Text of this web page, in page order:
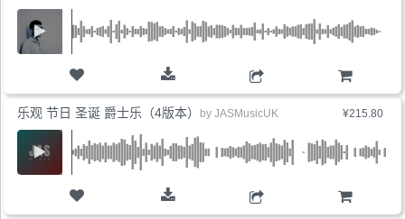
购物车
¥215.80
购物车
乐观 节日 圣诞 爵士乐（4版本） by JASMusicUK